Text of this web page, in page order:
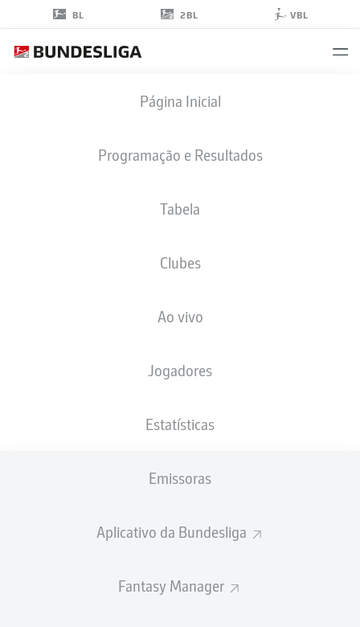
BL 2BL VBL
Página Inicial
Programação e Resultados
Tabela
Clubes
Ao vivo
Jogadores
Estatísticas
Emissoras
Aplicativo da Bundesliga
Fantasy Manager